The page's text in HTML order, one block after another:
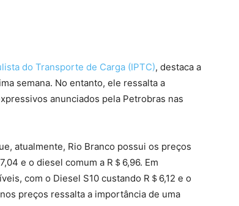
do Transporte de Carga (IPTC), destaca a
semana. No entanto, ele ressalta a
anunciados pela Petrobras nas
atualmente, Rio Branco possui os preços
e o diesel comum a R＄6,96. Em
com o Diesel S10 custando R＄6,12 e o
preços ressalta a importância de uma